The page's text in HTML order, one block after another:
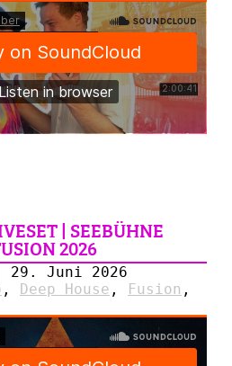
| SEEBÜHNE
2026
29. Juni 2026
, Deep House , Fusion ,